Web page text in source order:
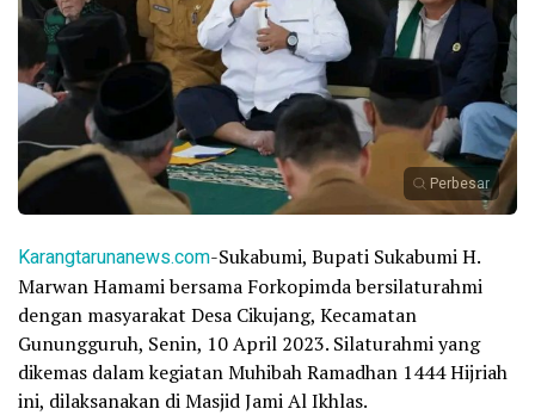
Perbesar
Karangtarunanews.com-Sukabumi, Bupati Sukabumi H.
Marwan Hamami bersama Forkopimda bersilaturahmi
dengan masyarakat Desa Cikujang, Kecamatan
Gunungguruh, Senin, 10 April 2023. Silaturahmi yang
dikemas dalam kegiatan Muhibah Ramadhan 1444 Hijriah
ini, dilaksanakan di Masjid Jami Al Ikhlas.